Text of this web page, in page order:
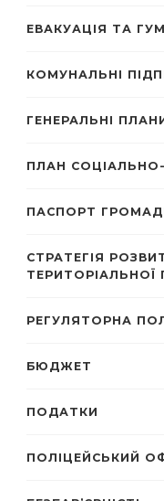
ЕВАКУАЦІЯ ТА
КОМУНАЛЬНІ
ГЕНЕРАЛЬНІ
ПЛАН
ПАСПОРТ
СТРАТЕГІЯ
РЕГУЛЯТОРНА
БЮДЖЕТ
ПОДАТКИ
ПОЛІЦЕЙСЬКИЙ